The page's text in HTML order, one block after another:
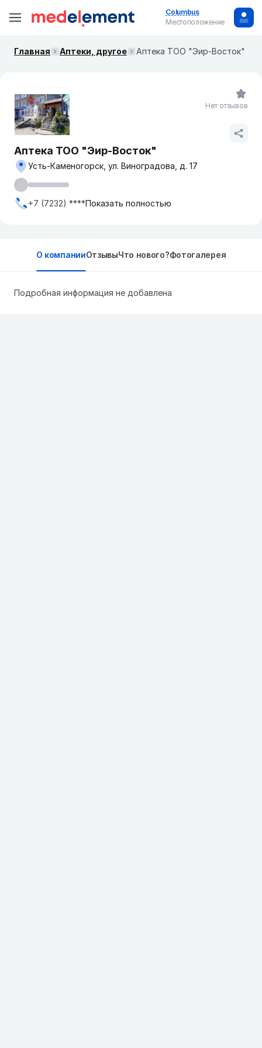
Columbus
Местоположение
Главная Аптеки, другое Аптека ТОО "Эир-Восток"
Аптека ТОО "Эир-Восток"
Усть-Каменогорск, ул. Виноградова, д. 17
+7 (7232) ****Показать полностью
Нет отзывов
О компанииОтзывыЧто нового?Фотогалерея
Подробная информация не добавлена